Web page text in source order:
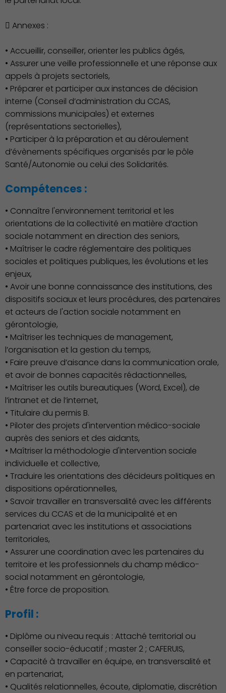
Environnement cadre de
vie
Culture
Emploi
 Annexes :
• Accueillir, conseiller, orienter les publics âgés,
• Assurer une veille professionnelle et une réponse aux
appels à projets sectoriels,
• Préparer et participer aux instances de décision
interne (Conseil d’administration du CCAS,
commissions municipales) et externes
(représentations sectorielles),
• Participer à la préparation et au déroulement
d’évènements spécifiques organisés par le pôle
Santé/Autonomie ou celui des Solidarités.
Compétences :
• Connaître l'environnement territorial et les
orientations de la collectivité en matière d’action
sociale notamment en direction des seniors,
• Maîtriser le cadre réglementaire des politiques
sociales et politiques publiques, les évolutions et les
enjeux,
• Avoir une bonne connaissance des institutions, des
dispositifs sociaux et leurs procédures, des partenaires
et acteurs de l'action sociale notamment en
gérontologie,
• Maîtriser les techniques de management,
l’organisation et la gestion du temps,
• Faire preuve d’aisance dans la communication orale,
et avoir de bonnes capacités rédactionnelles,
• Maîtriser les outils bureautiques (Word, Excel), de
l’intranet et de l’internet,
• Titulaire du permis B.
• Piloter des projets d'intervention médico-sociale
auprès des seniors et des aidants,
• Maîtriser la méthodologie d'intervention sociale
individuelle et collective,
• Traduire les orientations des décideurs politiques en
dispositions opérationnelles,
• Savoir travailler en transversalité avec les différents
services du CCAS et de la municipalité et en
partenariat avec les institutions et associations
territoriales,
• Assurer une coordination avec les partenaires du
territoire et les professionnels du champ médico-
social notamment en gérontologie,
• Être force de proposition.
Profil :
• Diplôme ou niveau requis : Attaché territorial ou
conseiller socio-éducatif ; master 2 ; CAFERUIS,
• Capacité à travailler en équipe, en transversalité et
en partenariat,
• Qualités relationnelles, écoute, diplomatie, discrétion